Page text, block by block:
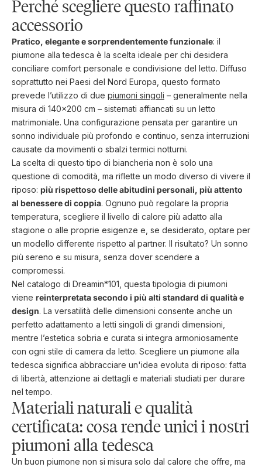
qualità, in grado di migliorare il tuo riposo.
Perché scegliere questo raffinato
accessorio
Pratico, elegante e sorprendentemente funzionale: il
piumone alla tedesca è la scelta ideale per chi desidera
conciliare comfort personale e condivisione del letto. Diffuso
soprattutto nei Paesi del Nord Europa, questo formato
prevede l’utilizzo di due piumoni singoli – generalmente nella
misura di 140x200 cm – sistemati affiancati su un letto
matrimoniale. Una configurazione pensata per garantire un
sonno individuale più profondo e continuo, senza interruzioni
causate da movimenti o sbalzi termici notturni.
La scelta di questo tipo di biancheria non è solo una
questione di comodità, ma riflette un modo diverso di vivere il
riposo: più rispettoso delle abitudini personali, più attento
al benessere di coppia. Ognuno può regolare la propria
temperatura, scegliere il livello di calore più adatto alla
stagione o alle proprie esigenze e, se desiderato, optare per
un modello differente rispetto al partner. Il risultato? Un sonno
più sereno e su misura, senza dover scendere a
compromessi.
Nel catalogo di Dreamin*101, questa tipologia di piumoni
viene reinterpretata secondo i più alti standard di qualità e
design. La versatilità delle dimensioni consente anche un
perfetto adattamento a letti singoli di grandi dimensioni,
mentre l’estetica sobria e curata si integra armoniosamente
con ogni stile di camera da letto. Scegliere un piumone alla
tedesca significa abbracciare un'idea evoluta di riposo: fatta
di libertà, attenzione ai dettagli e materiali studiati per durare
nel tempo.
Materiali naturali e qualità
certificata: cosa rende unici i nostri
piumoni alla tedesca
Un buon piumone non si misura solo dal calore che offre, ma